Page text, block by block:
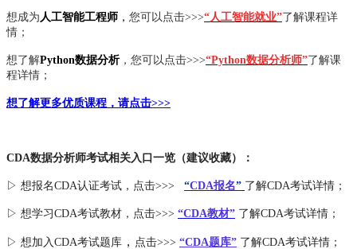
想成为 人工智能工程师 ， 您可以点击>>>“人工智能就业”了解课程详
情；
想了解Python数据分析，您可以点击>>>“Python数据分析师”了解课
程详情；
想了解更多优质课程，请点击>>>
CDA数据分析师考试相关入口一览（建议收藏）：
▷ 想报名CDA认证考试，点击>>> “CDA报名” 了解CDA考试详情；
▷ 想学习CDA考试教材，点击>>> “CDA教材” 了解CDA考试详情；
▷ 想加入 CDA考试题库 ， 点击>>> “CDA题库” 了解CDA考试详情；